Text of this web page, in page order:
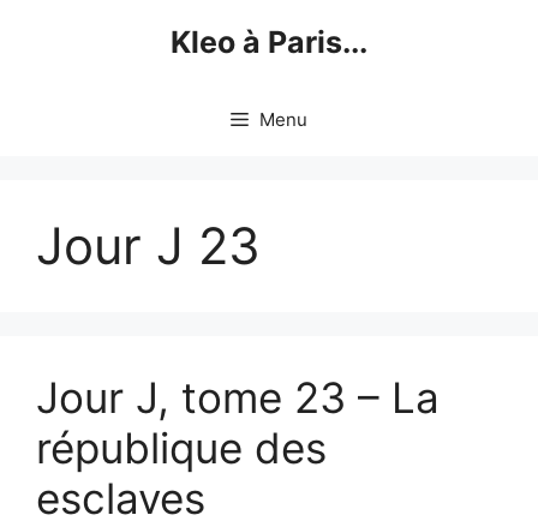
Kleo à Paris...
Menu
Jour J 23
Jour J, tome 23 – La
république des
esclaves